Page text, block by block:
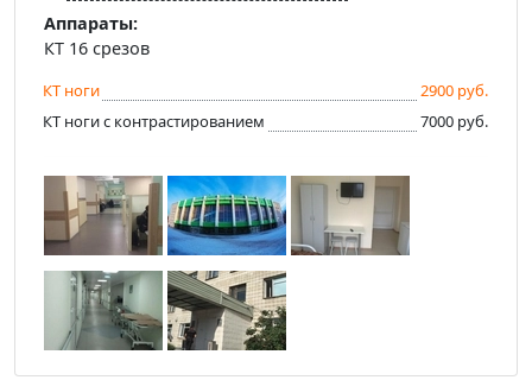
Аппараты:
КТ 16 срезов
КТ ноги
2900 руб.
КТ ноги с контрастированием
7000 руб.